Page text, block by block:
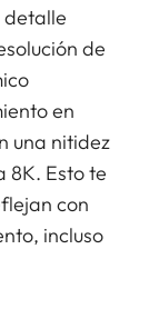
detalle
de
en
una nitidez
8K. Esto te
con
incluso